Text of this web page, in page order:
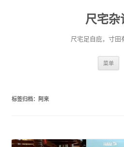
尺宅杂
尺宅足自庇，寸田
菜单
标签归档： 阿来